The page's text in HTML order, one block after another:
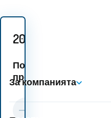
20.20
Подобни
продукти:
За компанията